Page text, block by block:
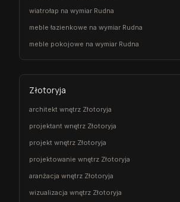
wiatrołap na wymiar Rudna
meble łazienkowe na wymiar Rudna
meble pokojowe na wymiar Rudna
Złotoryja
architekt wnętrz Złotoryja
projektant wnętrz Złotoryja
projekt wnętrz Złotoryja
projektowanie wnętrz Złotoryja
aranżacja wnętrz Złotoryja
wizualizacja wnętrz Złotoryja